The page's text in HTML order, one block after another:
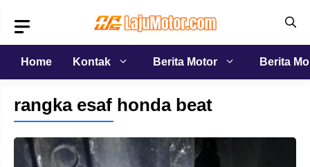
isi
Home
Kontak Berita Motor Berita
rangka esaf honda beat